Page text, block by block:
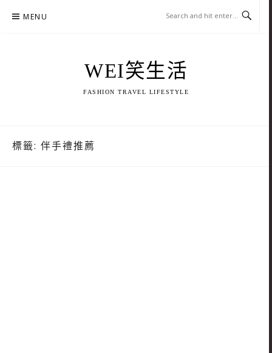
MENU
WEI笑生活
FASHION TRAVEL LIFESTYLE
標籤: 伴手禮推薦